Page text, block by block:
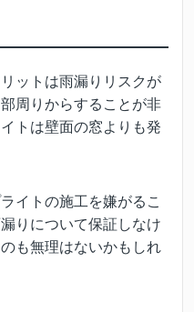
ットは雨漏りリスクが
周りからすることが非
トは壁面の窓よりも発
イトの施工を嫌がるこ
りについて保証しなけ
も無理はないかもしれ